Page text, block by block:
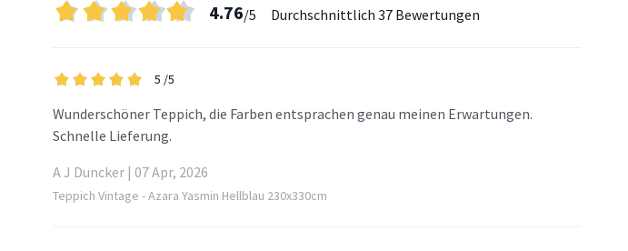
4.76/5 Durchschnittlich 37 Bewertungen
5 /5
Wunderschöner Teppich, die Farben entsprachen genau meinen Erwartungen.
Schnelle Lieferung.
A J Duncker | 07 Apr, 2026
Teppich Vintage - Azara Yasmin Hellblau 230x330cm